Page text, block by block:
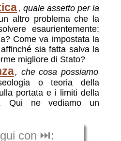
, quale assetto per la
altro problema che la
esaurientemente:
Come va impostata la
sia fatta salva la
migliore di Stato?
, che cosa possiamo
o teoria della
portata e i limiti della
Qui ne vediamo un
con ⏭️: